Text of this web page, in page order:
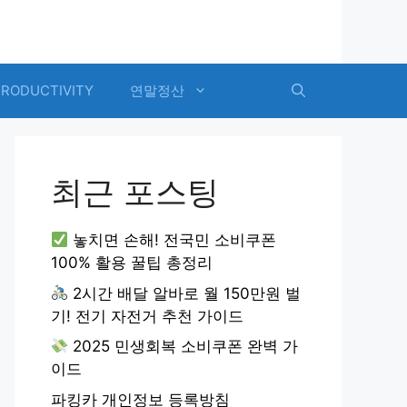
연말정산
최근 포스팅
놓치면 손해! 전국민 소비쿠폰
100% 활용 꿀팁 총정리
2시간 배달 알바로 월 150만원 벌
기! 전기 자전거 추천 가이드
2025 민생회복 소비쿠폰 완벽 가
이드
파킹카 개인정보 등록방침